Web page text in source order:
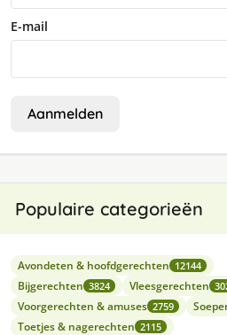
E-mail
Aanmelden
Populaire categorieën
Avondeten & hoofdgerechten 12144
Bijgerechten 3824 Vleesgerechten
Voorgerechten & amuses 2759
Toetjes & nagerechten 2115